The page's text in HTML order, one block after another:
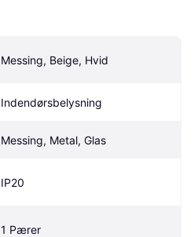
Messing, Beige, Hvid
Indendørsbelysning
Messing, Metal, Glas
IP20
1 Pærer